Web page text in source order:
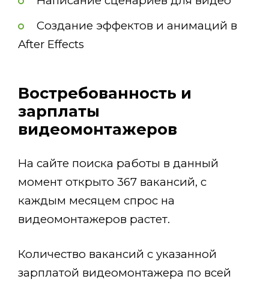
Создание эффектов и анимаций в
After Effects
Востребованность и
зарплаты
видеомонтажеров
На сайте поиска работы в данный
момент открыто 367 вакансий, с
каждым месяцем спрос на
видеомонтажеров растет.
Количество вакансий с указанной
зарплатой видеомонтажера по всей